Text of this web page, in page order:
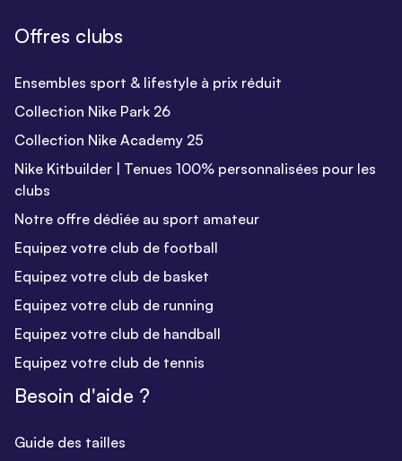
Offres clubs
Ensembles sport & lifestyle à prix réduit
Collection Nike Park 26
Collection Nike Academy 25
Nike Kitbuilder | Tenues 100% personnalisées pour les
clubs
Notre offre dédiée au sport amateur
Equipez votre club de football
Equipez votre club de basket
Equipez votre club de running
Equipez votre club de handball
Equipez votre club de tennis
Besoin d'aide ?
Guide des tailles